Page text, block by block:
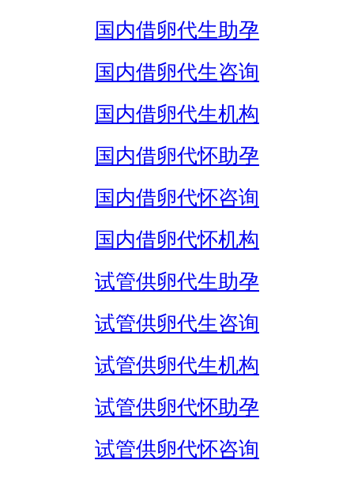
国内借卵代生助孕
国内借卵代生咨询
国内借卵代生机构
国内借卵代怀助孕
国内借卵代怀咨询
国内借卵代怀机构
试管供卵代生助孕
试管供卵代生咨询
试管供卵代生机构
试管供卵代怀助孕
试管供卵代怀咨询